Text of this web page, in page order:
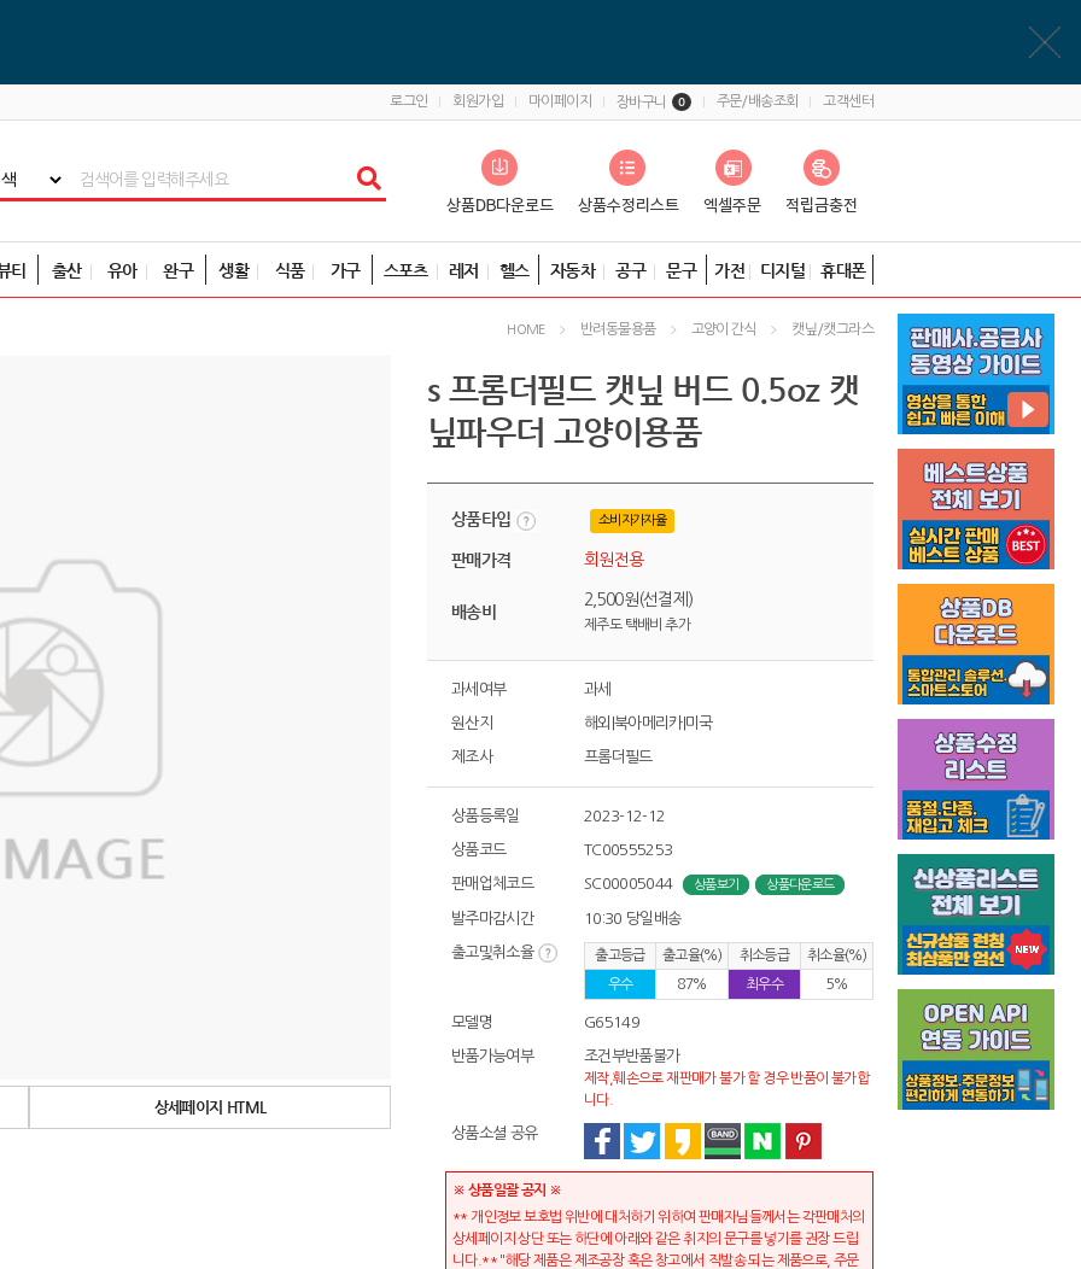
로그인 회원가입 마이페이지 장바구니 0 주문/배송조회 고객센터
티 출산 유아 완구 생활 식품 가구 스포츠 레저 헬스 자동차 공구 문구 가전 디지털 휴대폰
HOME 반려동물용품 고양이 간식 캣닢/캣그라스
상세페이지 HTML
s 프롬더필드 캣닢 버드 0.5oz 캣
닢파우더 고양이용품
상품타입 소비자가자율
판매가격 회원전용
배송비
2,500원(선결제)
제주도 택배비 추가
과세여부 과세
원산지 해외|북아메리카|미국
제조사 프롬더필드
상품등록일 2023-12-12
상품코드 TC00555253
판매업체코드 SC00005044 상품보기 상품다운로드
발주마감시간 10:30 당일배송
출고및취소율 출고등급 출고율(%) 취소등급
취소율(%)
우수
87% 최우수 5%
모델명 G65149
반품가능여부 조건부반품불가
제작,훼손으로 재판매가 불가 할 경우 반품이 불가합
니다.
상품소셜 공유
※ 상품일괄 공지 ※
** 개인정보 보호법 위반에 대처하기 위하여 판매자님들께서는 각판매처의
상세페이지 상단 또는 하단에 아래와 같은 취지의 문구를 넣기를 권장 드립
니다.** "해당 제품은 제조공장 혹은 창고에서 직발송 되는 제품으로, 주문